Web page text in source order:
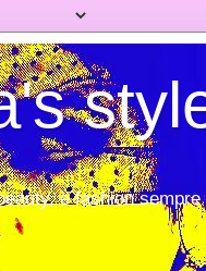
e fashion